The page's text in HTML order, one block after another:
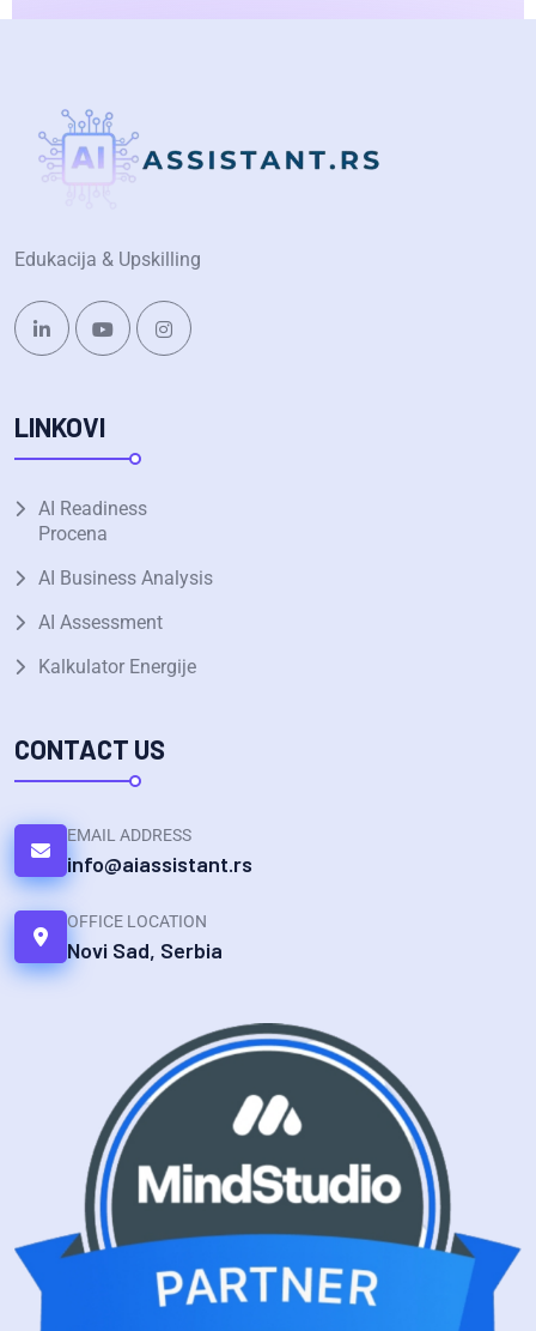
Edukacija & Upskilling
LINKOVI
AI Readiness
Procena
AI Business Analysis
AI Assessment
Kalkulator Energije
CONTACT US
EMAIL ADDRESS
info@aiassistant.rs
OFFICE LOCATION
Novi Sad, Serbia